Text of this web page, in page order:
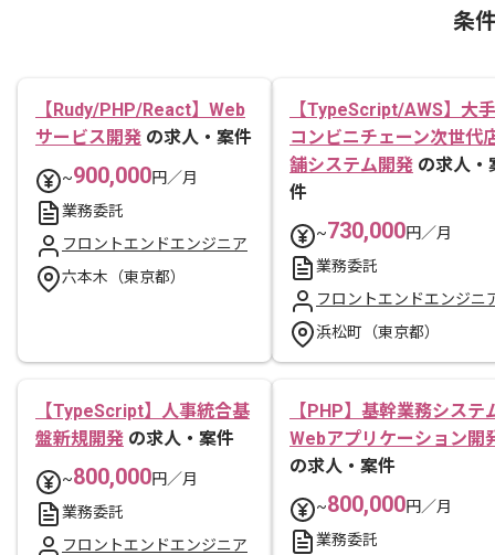
条
【Rudy/PHP/React】Web
サービス開発 の求人・案件
~900,000円／月
業務委託
フロントエンドエンジニア
六本木（東京都）
【TypeScript/AWS】大手
コンビニチェーン次世代
舗システム開発 の求人・
件
~730,000円／月
業務委託
フロントエンドエンジニ
浜松町（東京都）
【TypeScript】人事統合基
盤新規開発 の求人・案件
~800,000円／月
業務委託
フロントエンドエンジニア
【PHP】基幹業務システ
Webアプリケーション開
の求人・案件
~800,000円／月
業務委託